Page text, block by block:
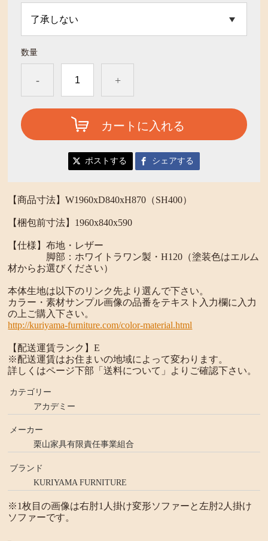
数量
- +
カートに入れる
ポストする シェアする
【商品寸法】W1960xD840xH870（SH400）
【梱包前寸法】1960x840x590
【仕様】布地・レザー
脚部：ホワイトラワン製・H120（塗装色はエルム
材からお選びください）
本体生地は以下のリンク先より選んで下さい。
カラー・素材サンプル画像の品番をテキスト入力欄に入力
の上ご購入下さい。
http://kuriyama-furniture.com/color-material.html
【配送運賃ランク】E
※配送運賃はお住まいの地域によって変わります。
詳しくはページ下部「送料について」よりご確認下さい。
カテゴリー
アカデミー
メーカー
栗山家具有限責任事業組合
ブランド
KURIYAMA FURNITURE
※1枚目の画像は右肘1人掛け変形ソファーと左肘2人掛け
ソファーです。